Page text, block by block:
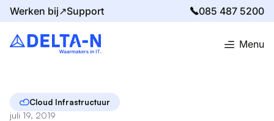
Werken bij↗Support 085 487 5200
Menu
Home Blog Wanneer gebruik ik OneDrive, SharePoint en/of Teams?
Cloud Infrastructuur
juli 19, 2019